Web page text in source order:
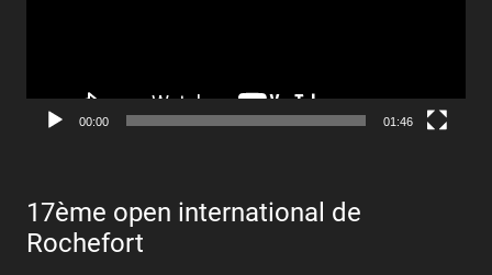
00:00 01:46
17ème open international de
Rochefort